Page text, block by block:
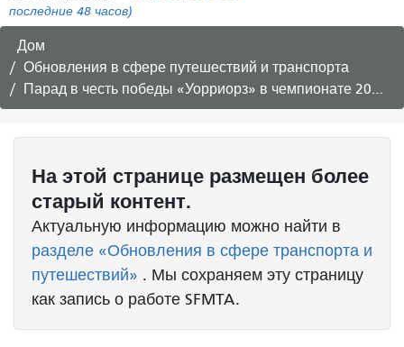
последние 48 часов)
Дом
Обновления в сфере путешествий и транспорта
Парад в честь победы «Уорриорз» в чемпионате 2022 года
На этой странице размещен более
старый контент.
Актуальную информацию можно найти в
разделе «Обновления в сфере транспорта и
путешествий» . Мы сохраняем эту страницу
как запись о работе SFMTA.